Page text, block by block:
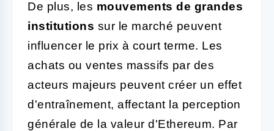
De plus, les mouvements de grandes
institutions sur le marché peuvent
influencer le prix à court terme. Les
achats ou ventes massifs par des
acteurs majeurs peuvent créer un effet
d'entraînement, affectant la perception
générale de la valeur d'Ethereum. Par